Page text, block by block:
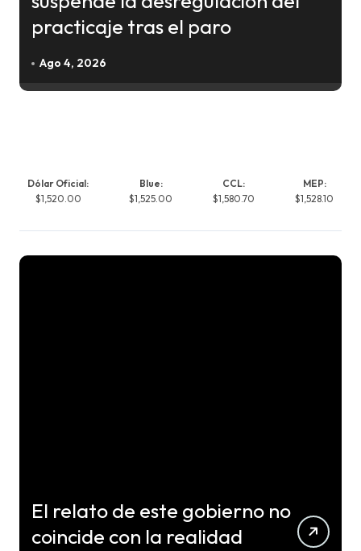
practicaje tras el paro
Ago 4, 2026
Dólar Oficial:
$1,520.00
Blue:
$1,525.00
CCL:
$1,580.70
MEP:
$1,528.10
El relato de este gobierno no
coincide con la realidad